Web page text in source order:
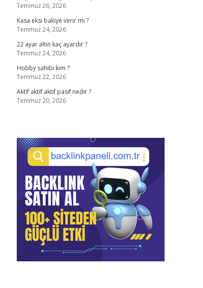
Temmuz 26, 2026
Kasa eksi bakiye verir mi ?
Temmuz 24, 2026
22 ayar altın kaç ayardır ?
Temmuz 24, 2026
Hobby sahibi kim ?
Temmuz 22, 2026
Aktif aktif aktif pasif nedir ?
Temmuz 20, 2026